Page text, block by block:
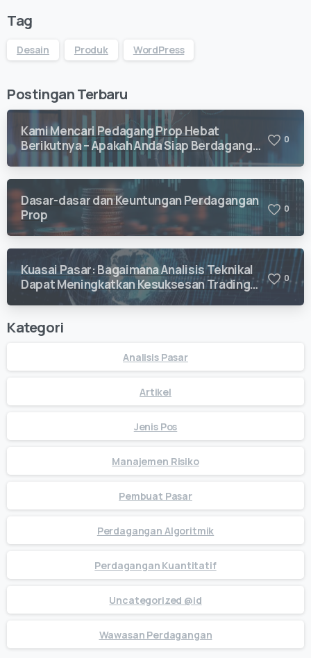
Tag
Desain Produk WordPress
Postingan Terbaru
Kami Mencari Pedagang Prop Hebat
Berikutnya – Apakah Anda Siap Berdagang
dengan Vision Quant?
0
Dasar-dasar dan Keuntungan Perdagangan
Prop
0
Kuasai Pasar: Bagaimana Analisis Teknikal
Dapat Meningkatkan Kesuksesan Trading
0
Kategori
Analisis Pasar
Artikel
Jenis Pos
Manajemen Risiko
Pembuat Pasar
Perdagangan Algoritmik
Perdagangan Kuantitatif
Uncategorized @id
Wawasan Perdagangan